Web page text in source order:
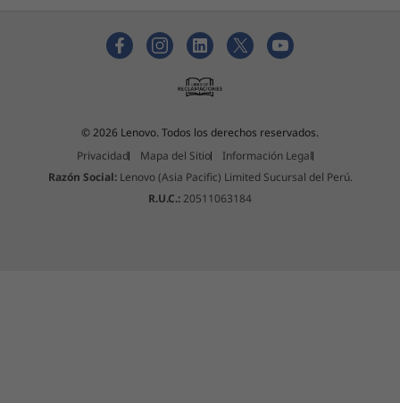
© 2026 Lenovo. Todos los derechos reservados.
Privacidad
Mapa del Sitio
Información Legal
Razón Social:Lenovo (Asia Pacific) Limited Sucursal del Perú.
R.U.C.:20511063184